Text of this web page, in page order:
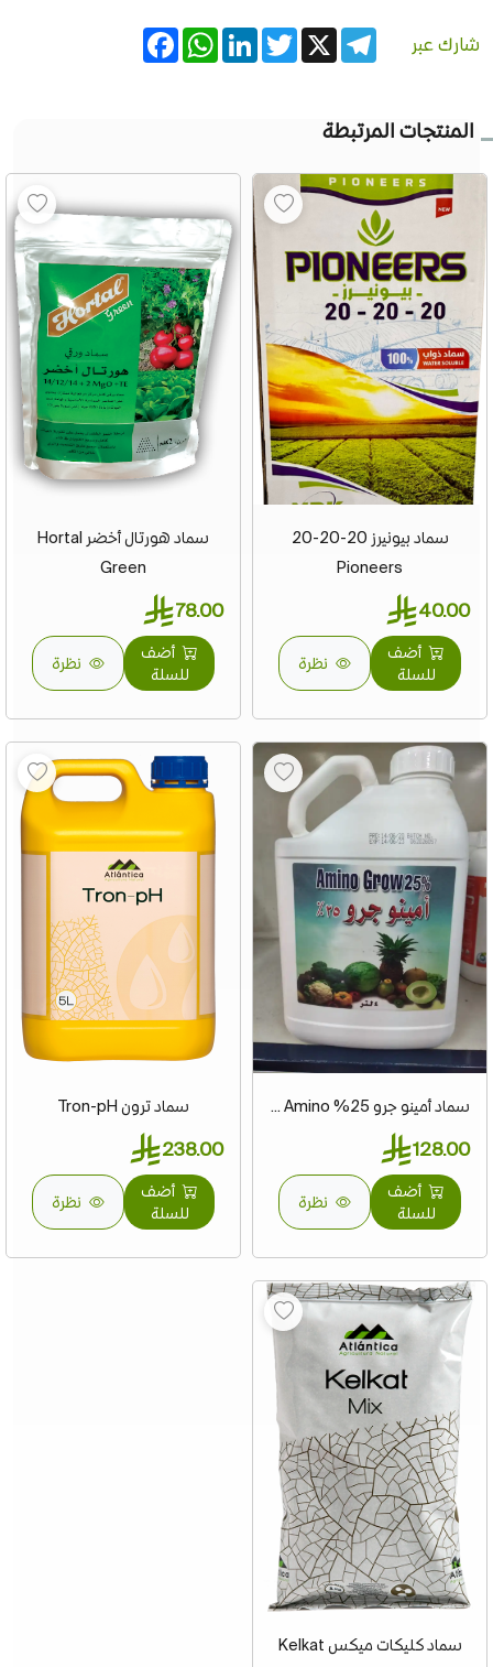
شارك عبر FacebookWhatsAppLinkedInTwitter X
Telegram
المنتجات المرتبطة
سماد بيونيرز 20-20-20
Pioneers
40.00
أضف
للسلة
نظرة
سماد هورتال أخضر Hortal
Green
78.00
أضف
للسلة
نظرة
سماد أمينو جرو 25% Amino ...
128.00
أضف
للسلة
نظرة
سماد ترون Tron-pH
238.00
أضف
للسلة
نظرة
سماد كليكات ميكس Kelkat